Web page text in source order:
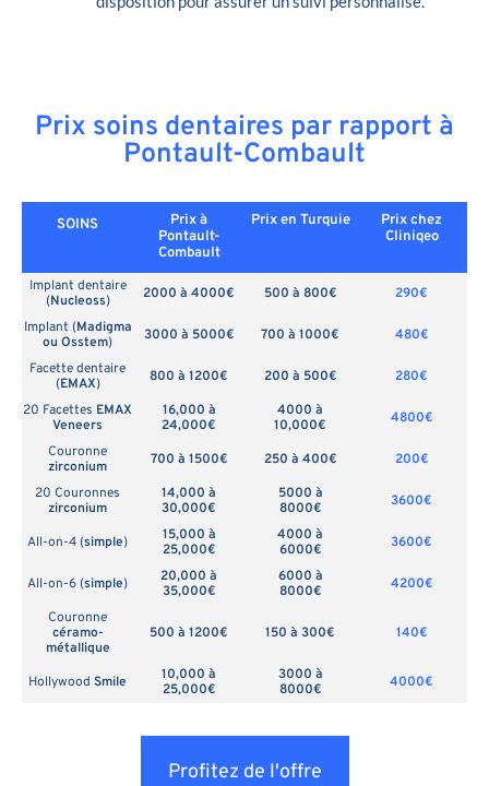
Prix soins dentaires par rapport à
Pontault-Combault
SOINS
Prix à
Pontault-
Combault
Prix en Turquie
Prix chez
Cliniqeo
Implant dentaire
(Nucleoss) 2000 à 4000€ 500 à 800€
290€
Implant (Madigma
ou Osstem) 3000 à 5000€ 700 à 1000€
480€
Facette dentaire
(EMAX) 800 à 1200€ 200 à 500€
280€
20 Facettes EMAX
Veneers
16,000 à
24,000€
4000 à
10,000€
4800€
Couronne
zirconium
700 à 1500€ 250 à 400€
200€
20 Couronnes
zirconium
14,000 à
30,000€
5000 à
8000€
3600€
All-on-4 (simple)
15,000 à
25,000€
4000 à
6000€
3600€
All-on-6 (simple)
20,000 à
35,000€
6000 à
8000€
4200€
Couronne
céramo-
métallique
500 à 1200€ 150 à 300€ 140€
Hollywood Smile
10,000 à
25,000€
3000 à
8000€
4000€
Profitez de l'offre